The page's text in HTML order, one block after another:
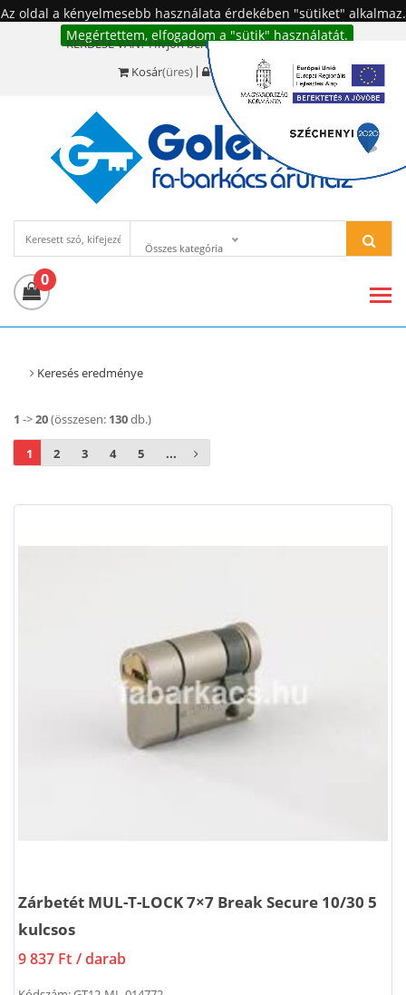
Az oldal a kényelmesebb használata érdekében "sütiket" alkalmaz.
Megértettem, elfogadom a "sütik" használatát.
KÉRDÉSE VAN? Hívjon bennünket!:+36 20 977-6494
Kosár(üres) Bejelentkezés
Összes kategória
0
Keresés eredménye
1 ->20(összesen: 130db.)
1 2 3 4 5 ...
Zárbetét MUL-T-LOCK 7×7 Break Secure 10/30 5
kulcsos
9 837 Ft / darab